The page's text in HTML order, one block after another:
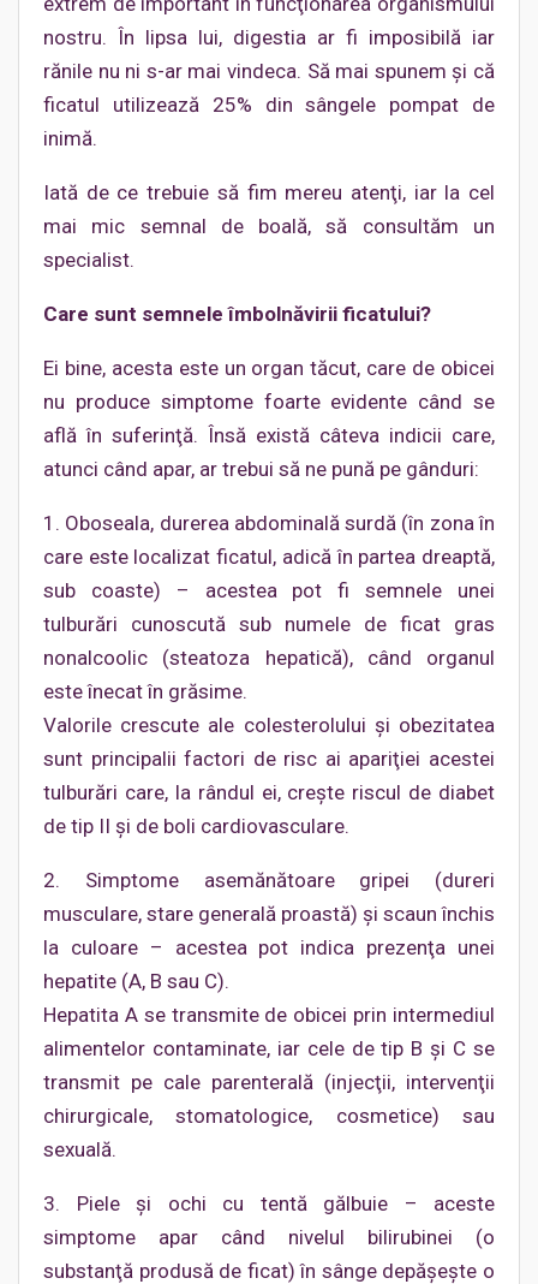
nostru. În lipsa lui, digestia ar fi imposibilă iar
rănile nu ni s-ar mai vindeca. Să mai spunem şi că
ficatul utilizează 25% din sângele pompat de
inimă.
Iată de ce trebuie să fim mereu atenţi, iar la cel
mai mic semnal de boală, să consultăm un
specialist.
Care sunt semnele îmbolnăvirii ficatului?
Ei bine, acesta este un organ tăcut, care de obicei
nu produce simptome foarte evidente când se
află în suferinţă. Însă există câteva indicii care,
atunci când apar, ar trebui să ne pună pe gânduri:
1. Oboseala, durerea abdominală surdă (în zona în
care este localizat ficatul, adică în partea dreaptă,
sub coaste) – acestea pot fi semnele unei
tulburări cunoscută sub numele de ficat gras
nonalcoolic (steatoza hepatică), când organul
este înecat în grăsime.
Valorile crescute ale colesterolului şi obezitatea
sunt principalii factori de risc ai apariţiei acestei
tulburări care, la rândul ei, creşte riscul de diabet
de tip II şi de boli cardiovasculare.
2. Simptome asemănătoare gripei (dureri
musculare, stare generală proastă) şi scaun închis
la culoare – acestea pot indica prezenţa unei
hepatite (A, B sau C).
Hepatita A se transmite de obicei prin intermediul
alimentelor contaminate, iar cele de tip B şi C se
transmit pe cale parenterală (injecţii, intervenţii
chirurgicale, stomatologice, cosmetice) sau
sexuală.
3. Piele şi ochi cu tentă gălbuie – aceste
simptome apar când nivelul bilirubinei (o
substanţă produsă de ficat) în sânge depăşeşte o